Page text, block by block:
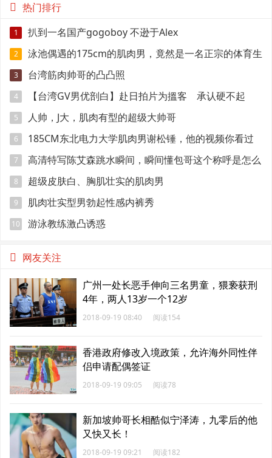
热门排行
1 扒到一名国产gogoboy 不逊于Alex
2 泳池偶遇的175cm的肌肉男，竟然是一名正宗的体育生
3 台湾筋肉帅哥的凸凸照
4
【台湾GV男优剖白】赴日拍片为搵客 承认硬不起
来：但我还有性欲
5 人帅，J大，肌肉有型的超级大帅哥
6
185CM东北电力大学肌肉男谢松锤，他的视频你看过
吗
7
高清特写陈艾森跳水瞬间，瞬间懂包哥这个称呼是怎么
来的
8 超级皮肤白、胸肌壮实的肌肉男
9 肌肉壮实型男勃起性感内裤秀
10 游泳教练激凸诱惑
网友关注
广州一处长恶手伸向三名男童，猥亵获刑
4年，两人13岁一个12岁
2018-09-19 08:40 阅读154
香港政府修改入境政策，允许海外同性伴
侣申请配偶签证
2018-09-19 09:05 阅读78
新加坡帅哥长相酷似宁泽涛，九零后的他
又快又长！
2018-09-19 09:21 阅读182